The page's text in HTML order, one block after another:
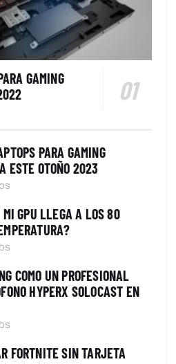
GAMING
PARA GAMING
ESTE OTOÑO 2023
GPU LLEGA A LOS 80
COMO UN PROFESIONAL
HYPERX SOLOCAST EN
FORTNITE SIN TARJETA